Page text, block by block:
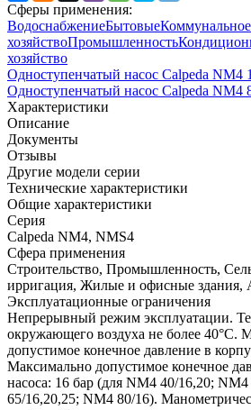
Сферы применения:
ВодоснабжениеБытовыеКоммунальное
хозяйствоПромышленность
хозяйство
Одноступенчатый насос Calpeda NM4
Одноступенчатый насос Calpeda NM4
Характеристики
Описание
Документы
Отзывы
Другие модели серии
Технические характеристики
Общие характеристики
Серия
Calpeda NM4, NMS4
Сфера применения
Строительство, Промышленность,
ирригация, Жилые и офисные здания,
Эксплуатационные ограничения
Непрерывный режим эксплуатации.
окружающего воздуха не более 40°C.
допустимое конечное давление в
Максимально допустимое конечное
насоса: 16 бар (для NM4 40/16,20;
65/16,20,25; NM4 80/16).